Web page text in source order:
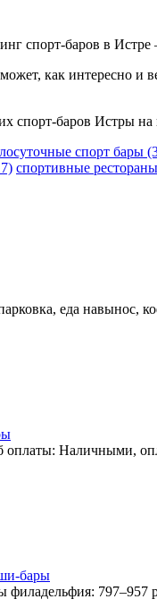
спорт-баров в Истре
как интересно
спорт-баров Истры
спорт бары
спортивные рестораны
еда навынос,
Наличными,
бары
филадельфия: